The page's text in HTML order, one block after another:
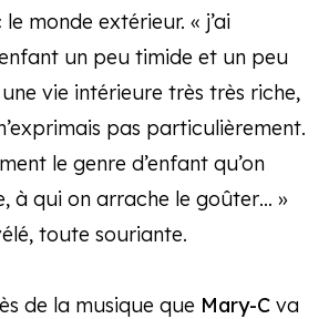
monde extérieur. « j’ai
un peu timide et un peu
vie intérieure très très riche,
pas particulièrement.
le genre d’enfant qu’on
à qui on arrache le goûter… »
toute souriante.
de la musique que Mary-C va